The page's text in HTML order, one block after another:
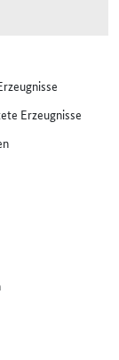
Erzeugnisse